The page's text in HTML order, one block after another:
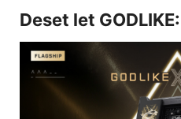
Deset let